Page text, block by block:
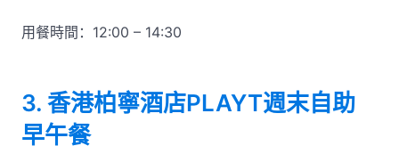
用餐時間：12:00 – 14:30
3. 香港柏寧酒店PLAYT週末自助
早午餐